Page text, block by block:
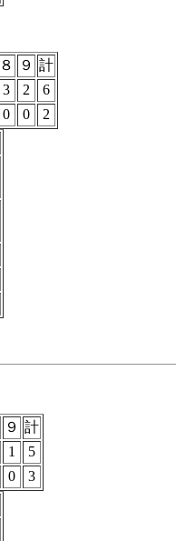
８ ９ 計
3 2
6
0 0
2
９ 計
1
5
0
3